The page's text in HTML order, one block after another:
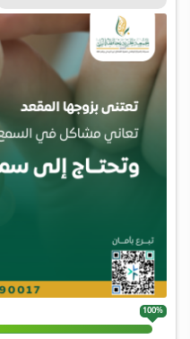
100%